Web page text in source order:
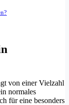
von einer Vielzahl
normales
für eine besonders